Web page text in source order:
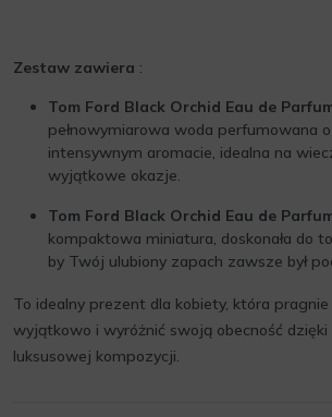
Zestaw zawiera :
Tom Ford Black Orchid Eau de
pełnowymiarowa woda perfumowana
intensywnym aromacie, idealna na
wyjątkowe okazje.
Tom Ford Black Orchid Eau de
kompaktowa miniatura, doskonała do
by Twój ulubiony zapach zawsze był
To idealny prezent dla kobiety, która
wyjątkowo i wyróżnić swoją obecność
luksusowej kompozycji.